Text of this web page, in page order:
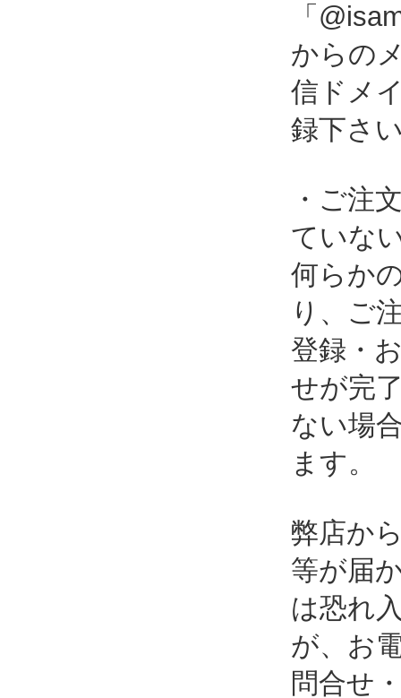
「
からの
信ドメ
録下さ
・ご注
ていな
何らか
り、ご
登録・
せが完
ない場
ます。
弊店か
等が届
は恐れ
が、お
問合せ